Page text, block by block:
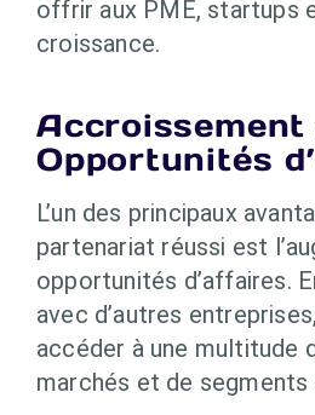
offrir aux PME, startups
croissance.
Accroissement
Opportunités
L’un des principaux
partenariat réussi est
opportunités d’affaires.
avec d’autres
accéder à une multitude
marchés et de segments